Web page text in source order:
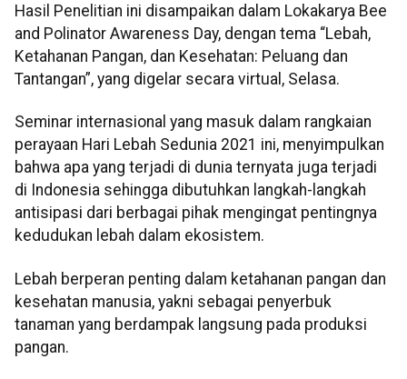
Hasil Penelitian ini disampaikan dalam Lokakarya Bee
and Polinator Awareness Day, dengan tema “Lebah,
Ketahanan Pangan, dan Kesehatan: Peluang dan
Tantangan”, yang digelar secara virtual, Selasa.
Seminar internasional yang masuk dalam rangkaian
perayaan Hari Lebah Sedunia 2021 ini, menyimpulkan
bahwa apa yang terjadi di dunia ternyata juga terjadi
di Indonesia sehingga dibutuhkan langkah-langkah
antisipasi dari berbagai pihak mengingat pentingnya
kedudukan lebah dalam ekosistem.
Lebah berperan penting dalam ketahanan pangan dan
kesehatan manusia, yakni sebagai penyerbuk
tanaman yang berdampak langsung pada produksi
pangan.